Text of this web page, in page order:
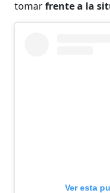
tomarfrente a la
Ver esta